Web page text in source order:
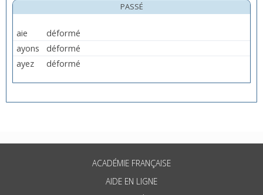
PASSÉ
aie
déformé
ayons
déformé
ayez
déformé
ACADÉMIE FRANÇAISE
AIDE EN LIGNE